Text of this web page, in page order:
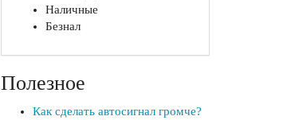
Наличные
Безнал
Полезное
Как сделать автосигнал громче?